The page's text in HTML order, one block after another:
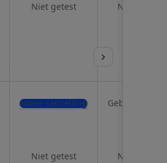
Niet getest Niet getest
Noise cancelling
Niet getest Niet getest